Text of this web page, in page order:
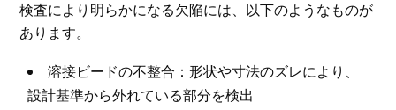
検査により明らかになる欠陥には、以下のようなものが
あります。
溶接ビードの不整合：形状や寸法のズレにより、
設計基準から外れている部分を検出